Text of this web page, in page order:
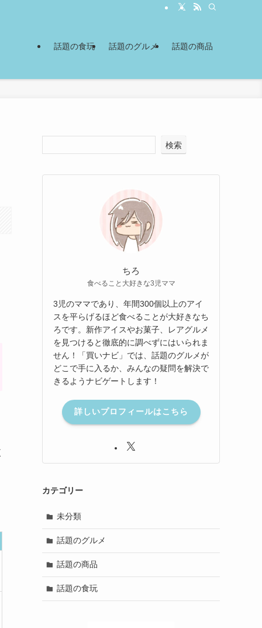
話題の食玩 話題のグルメ 話題の商品
検索
ちろ
食べること大好きな3児ママ
3児のママであり、年間300個以上のアイ
スを平らげるほど食べることが大好きなち
ろです。新作アイスやお菓子、レアグルメ
を見つけると徹底的に調べずにはいられま
せん！「買いナビ」では、話題のグルメが
どこで手に入るか、みんなの疑問を解決で
きるようナビゲートします！
詳しいプロフィールはこちら
カテゴリー
未分類
話題のグルメ
話題の商品
話題の食玩